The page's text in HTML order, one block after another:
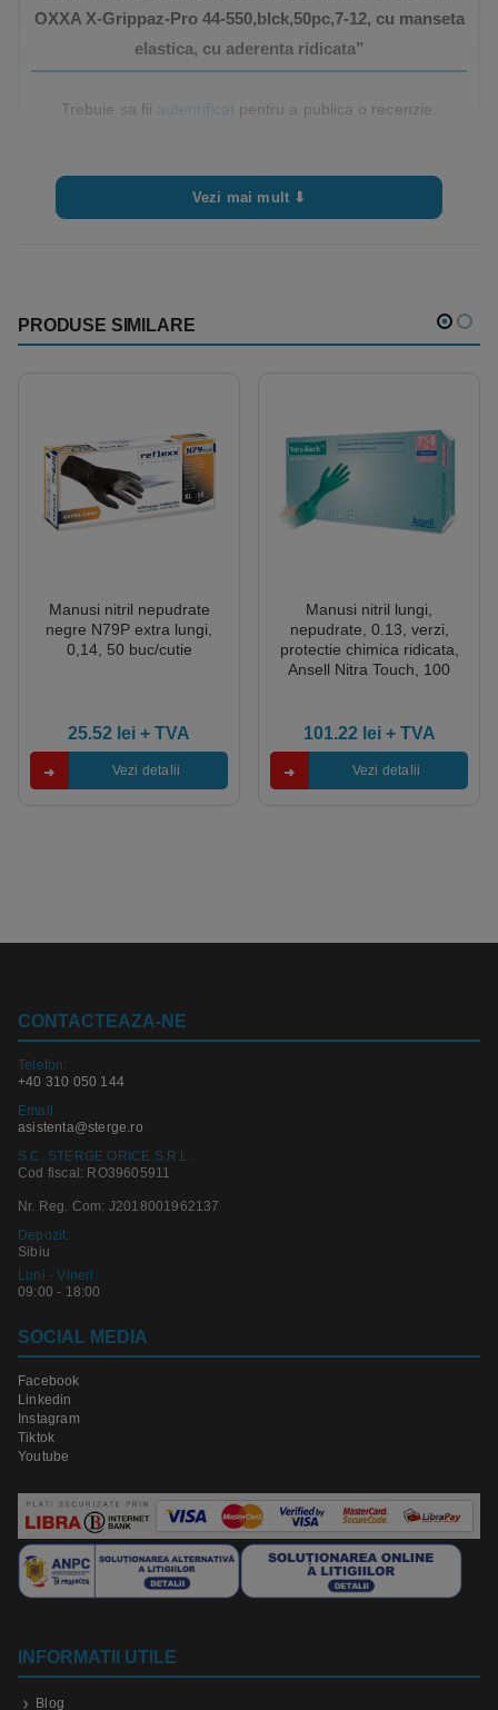
OXXA X-Grippaz-Pro 44-550,blck,50pc,7-12, cu manseta
elastica, cu aderenta ridicata”
Trebuie sa fii autentificat pentru a publica o recenzie.
Vezi mai mult ⬇
PRODUSE SIMILARE
Manusi nitril nepudrate
negre N79P extra lungi,
0,14, 50 buc/cutie
25.52 lei + TVA
Vezi detalii
Manusi nitril lungi,
nepudrate, 0.13, verzi,
protectie chimica ridicata,
Ansell Nitra Touch, 100
101.22 lei+ TVA
Vezi detalii
CONTACTEAZA-NE
Telefon:
+40 310 050 144
Email
asistenta@sterge.ro
S.C. STERGE ORICE S.R.L.
Cod fiscal: RO39605911
Nr. Reg. Com: J2018001962137
Depozit:
Sibiu
Luni - Vineri:
09:00 - 18:00
SOCIAL MEDIA
Facebook
Linkedin
Instagram
Tiktok
Youtube
INFORMATII UTILE
Blog